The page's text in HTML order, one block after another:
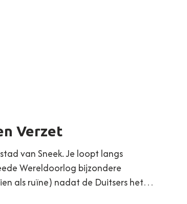
Verzet
van Sneek. Je loopt langs
Wereldoorlog bijzondere
als ruïne) nadat de Duitsers het…